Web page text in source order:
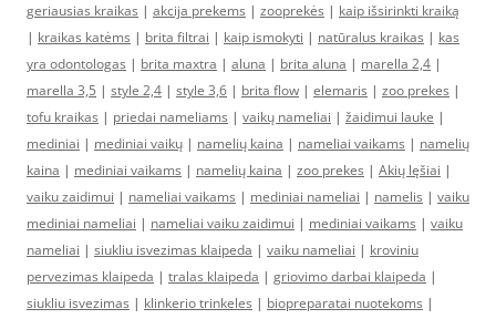
geriausias kraikas | akcija prekems | zooprekės | kaip išsirinkti kraiką
| kraikas katėms | brita filtrai | kaip ismokyti | natūralus kraikas | kas
yra odontologas | brita maxtra | aluna | brita aluna | marella 2,4 |
marella 3,5 | style 2,4 | style 3,6 | brita flow | elemaris | zoo prekes |
tofu kraikas | priedai nameliams | vaikų nameliai | žaidimui lauke |
mediniai | mediniai vaikų | namelių kaina | nameliai vaikams | namelių
kaina | mediniai vaikams | namelių kaina | zoo prekes | Akių lęšiai |
vaiku zaidimui | nameliai vaikams | mediniai nameliai | namelis | vaiku
mediniai nameliai | nameliai vaiku zaidimui | mediniai vaikams | vaiku
nameliai | siukliu isvezimas klaipeda | vaiku nameliai | kroviniu
pervezimas klaipeda | tralas klaipeda | griovimo darbai klaipeda |
siukliu isvezimas | klinkerio trinkeles | biopreparatai nuotekoms |